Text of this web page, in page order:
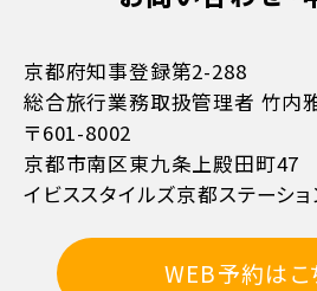
京都府知事登録第2-288
総合旅行業務取扱管理者 竹内
〒601-8002
京都市南区東九条上殿田町47
イビススタイルズ京都ステーシ
WEB予約はこ